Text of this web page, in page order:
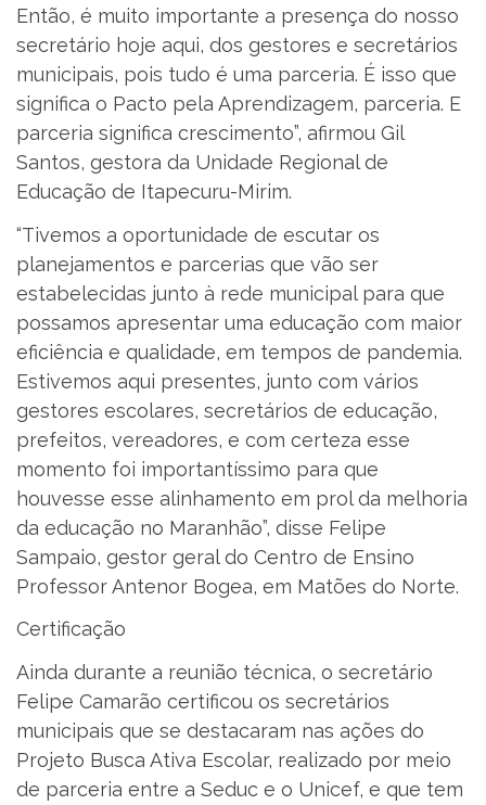
Então, é muito importante a presença do nosso
secretário hoje aqui, dos gestores e secretários
municipais, pois tudo é uma parceria. É isso que
significa o Pacto pela Aprendizagem, parceria. E
parceria significa crescimento”, afirmou Gil
Santos, gestora da Unidade Regional de
Educação de Itapecuru-Mirim.
“Tivemos a oportunidade de escutar os
planejamentos e parcerias que vão ser
estabelecidas junto à rede municipal para que
possamos apresentar uma educação com maior
eficiência e qualidade, em tempos de pandemia.
Estivemos aqui presentes, junto com vários
gestores escolares, secretários de educação,
prefeitos, vereadores, e com certeza esse
momento foi importantíssimo para que
houvesse esse alinhamento em prol da melhoria
da educação no Maranhão”, disse Felipe
Sampaio, gestor geral do Centro de Ensino
Professor Antenor Bogea, em Matões do Norte.
Certificação
Ainda durante a reunião técnica, o secretário
Felipe Camarão certificou os secretários
municipais que se destacaram nas ações do
Projeto Busca Ativa Escolar, realizado por meio
de parceria entre a Seduc e o Unicef, e que tem